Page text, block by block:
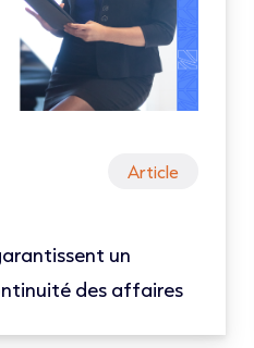
Article
un
des affaires